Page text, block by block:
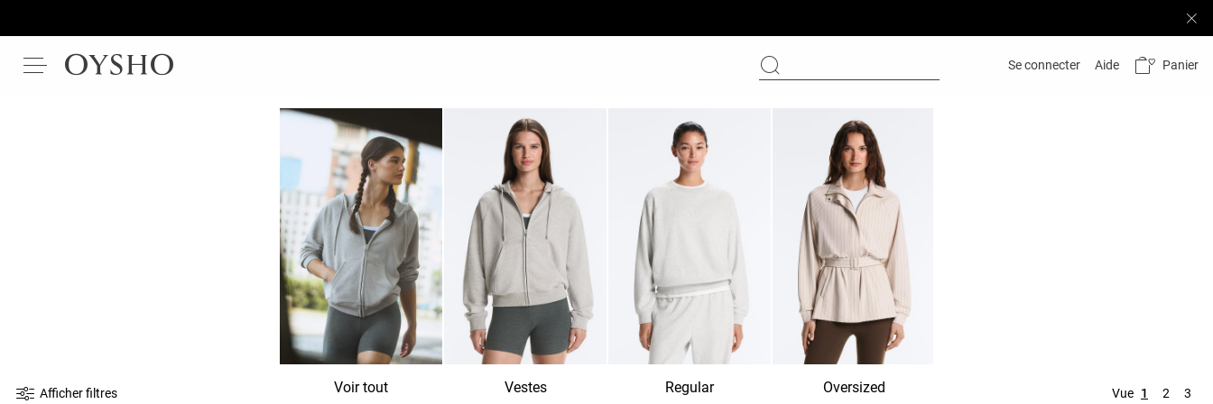
Se connecter Aide Panier
Afficher filtres Voir tout Vestes Regular Oversized Sans
Vue 1 2 3